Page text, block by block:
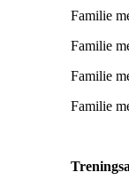
Familie
Familie
Familie
Familie